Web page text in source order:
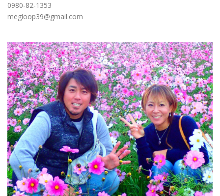
0980-82-1353
megloop39@gmail.com